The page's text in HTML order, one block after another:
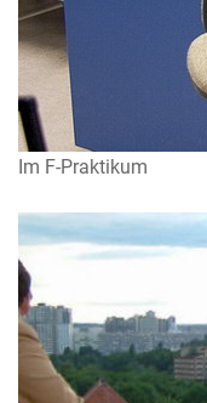
Im F-Praktikum